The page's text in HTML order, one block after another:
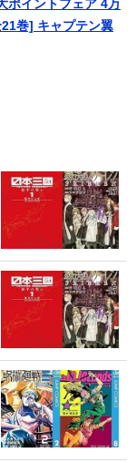
ポイントフェア 4万
21巻] キャプテン翼